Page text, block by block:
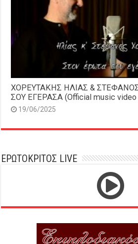
ΧΟΡΕΥΤΑΚΗΣ ΗΛΙΑΣ &
ΣΟΥ ΕΓΕΡΑΣΑ (Official music video
19/06/2025
ΕΡΩΤΟΚΡΙΤΟΣ LIVE